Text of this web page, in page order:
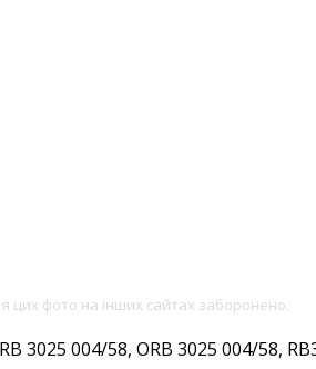
цих фото на інших сайтах заборонено.
004/58, ORB 3025 004/58,